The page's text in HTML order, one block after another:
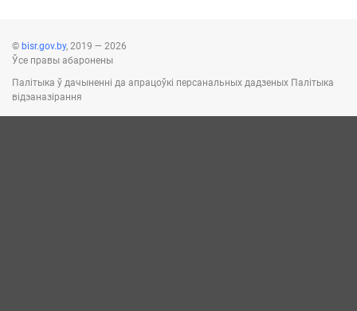
© bisr.gov.by, 2019 — 2026
Ўсе правы абаронены
Палітыка ў дачыненні да апрацоўкі персанальных дадзеных Палітыка
відэаназірання